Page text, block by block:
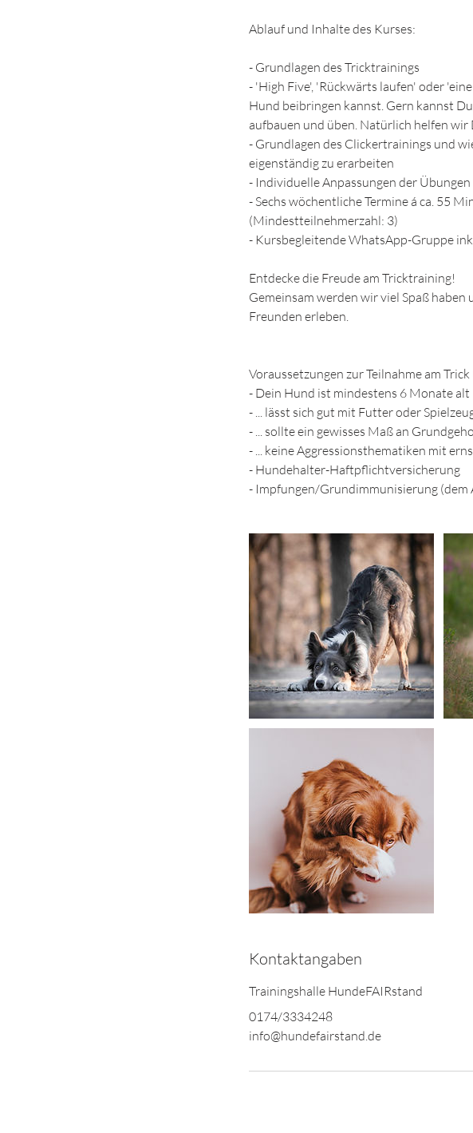
Ablauf und Inhalte des Kurses:​
- Grundlagen des Tricktrainings
- 'High Five', 'Rückwärts laufen' oder
Hund beibringen kannst. Gern kannst
aufbauen und üben. Natürlich helfen wir
- Grundlagen des Clickertrainings und
eigenständig zu erarbeiten
- Individuelle Anpassungen der
- Sechs wöchentliche Termine á ca. 55
(Mindestteilnehmerzahl: 3)
- Kursbegleitende WhatsApp-Gruppe
Entdecke die Freude am Tricktraining!
Gemeinsam werden wir viel Spaß
Freunden erleben.
Voraussetzungen zur Teilnahme am
- Dein Hund ist mindestens 6 Monate alt
- ... lässt sich gut mit Futter oder
- ... sollte ein gewisses Maß an
- ... keine Aggressionsthematiken mit
- Hundehalter-Haftpflichtversicherung
- Impfungen/Grundimmunisierung
Kontaktangaben
Trainingshalle HundeFAIRstand
0174/3334248
info@hundefairstand.de